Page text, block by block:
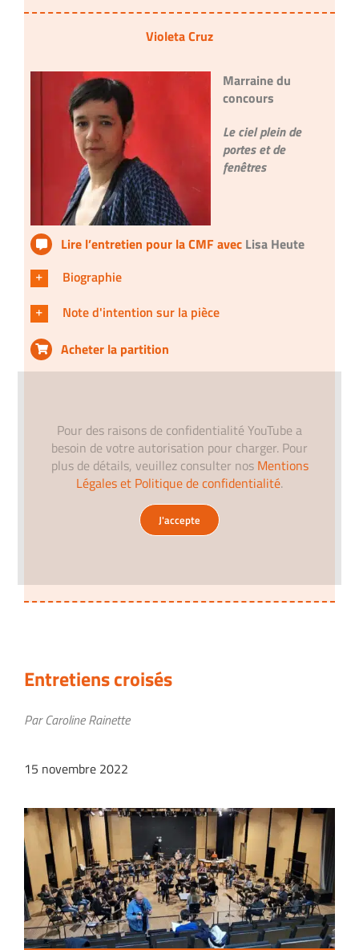
Violeta Cruz
Marraine du
concours
Le ciel plein de
portes et de
fenêtres
Lire l’entretien pour la CMF avec Lisa Heute
Biographie
Note d'intention sur la pièce
Acheter la partition
Pour des raisons de confidentialité YouTube a
besoin de votre autorisation pour charger. Pour
plus de détails, veuillez consulter nos Mentions
Légales et Politique de confidentialité.
J'accepte
Entretiens croisés
Par Caroline Rainette
15 novembre 2022